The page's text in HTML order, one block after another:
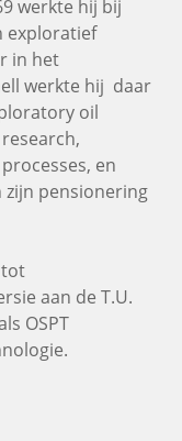
werkte hij bij
exploratief
in het
werkte hij daar
oil
en
zijn pensionering
aan de T.U.
OSPT